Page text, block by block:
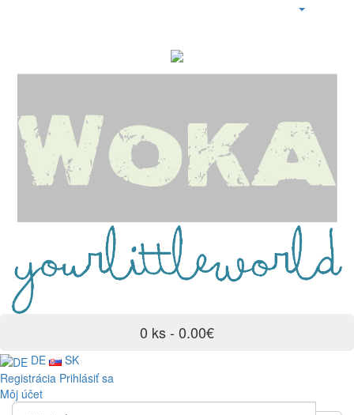
0 ks - 0.00€
DE
SK
Registrácia Prihlásiť sa
Môj účet